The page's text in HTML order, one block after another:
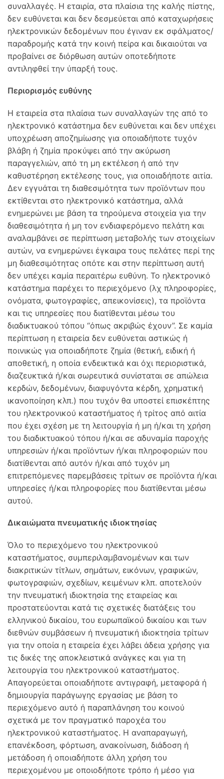
συναλλαγές. Η εταιρία, στα πλαίσια της καλής πίστης,
δεν ευθύνεται και δεν δεσμεύεται από καταχωρήσεις
ηλεκτρονικών δεδομένων που έγιναν εκ σφάλματος/
παραδρομής κατά την κοινή πείρα και δικαιούται να
προβαίνει σε διόρθωση αυτών οποτεδήποτε
αντιληφθεί την ύπαρξή τους.
Περιορισμός ευθύνης
Η εταιρεία στα πλαίσια των συναλλαγών της από το
ηλεκτρονικό κατάστημα δεν ευθύνεται και δεν υπέχει
υποχρέωση αποζημίωσης για οποιαδήποτε τυχόν
βλάβη ή ζημία προκύψει από την ακύρωση
παραγγελιών, από τη μη εκτέλεση ή από την
καθυστέρηση εκτέλεσης τους, για οποιαδήποτε αιτία.
Δεν εγγυάται τη διαθεσιμότητα των προϊόντων που
εκτίθενται στο ηλεκτρονικό κατάστημα, αλλά
ενημερώνει με βάση τα τηρούμενα στοιχεία για την
διαθεσιμότητα ή μη τον ενδιαφερόμενο πελάτη και
αναλαμβάνει σε περίπτωση μεταβολής των στοιχείων
αυτών, να ενημερώνει έγκαιρα τους πελάτες περί της
μη διαθεσιμότητας οπότε και στην περίπτωση αυτή
δεν υπέχει καμία περαιτέρω ευθύνη. Το ηλεκτρονικό
κατάστημα παρέχει το περιεχόμενο (λχ πληροφορίες,
ονόματα, φωτογραφίες, απεικονίσεις), τα προϊόντα
και τις υπηρεσίες που διατίθενται μέσω του
διαδικτυακού τόπου “όπως ακριβώς έχουν”. Σε καμία
περίπτωση η εταιρεία δεν ευθύνεται αστικώς ή
ποινικώς για οποιαδήποτε ζημία (θετική, ειδική ή
αποθετική, η οποία ενδεικτικά και όχι περιοριστικά,
διαζευκτικά ή/και σωρευτικά συνίσταται σε απώλεια
κερδών, δεδομένων, διαφυγόντα κέρδη, χρηματική
ικανοποίηση κλπ.) που τυχόν θα υποστεί επισκέπτης
του ηλεκτρονικού καταστήματος ή τρίτος από αιτία
που έχει σχέση με τη λειτουργία ή μη ή/και τη χρήση
του διαδικτυακού τόπου ή/και σε αδυναμία παροχής
υπηρεσιών ή/και προϊόντων ή/και πληροφοριών που
διατίθενται από αυτόν ή/και από τυχόν μη
επιτρεπόμενες παρεμβάσεις τρίτων σε προϊόντα ή/και
υπηρεσίες ή/και πληροφορίες που διατίθενται μέσω
αυτού.
Δικαιώματα πνευματικής ιδιοκτησίας
Όλο το περιεχόμενο του ηλεκτρονικού
καταστήματος, συμπεριλαμβανομένων και των
διακριτικών τίτλων, σημάτων, εικόνων, γραφικών,
φωτογραφιών, σχεδίων, κειμένων κλπ. αποτελούν
την πνευματική ιδιοκτησία της εταιρείας και
προστατεύονται κατά τις σχετικές διατάξεις του
ελληνικού δικαίου, του ευρωπαϊκού δικαίου και των
διεθνών συμβάσεων ή πνευματική ιδιοκτησία τρίτων
για την οποία η εταιρεία έχει λάβει άδεια χρήσης για
τις δικές της αποκλειστικά ανάγκες και για τη
λειτουργία του ηλεκτρονικού καταστήματος.
Απαγορεύεται οποιαδήποτε αντιγραφή, μεταφορά ή
δημιουργία παράγωγης εργασίας με βάση το
περιεχόμενο αυτό ή παραπλάνηση του κοινού
σχετικά με τον πραγματικό παροχέα του
ηλεκτρονικού καταστήματος. Η αναπαραγωγή,
επανέκδοση, φόρτωση, ανακοίνωση, διάδοση ή
μετάδοση ή οποιαδήποτε άλλη χρήση του
περιεχομένου με οποιοδήποτε τρόπο ή μέσο για